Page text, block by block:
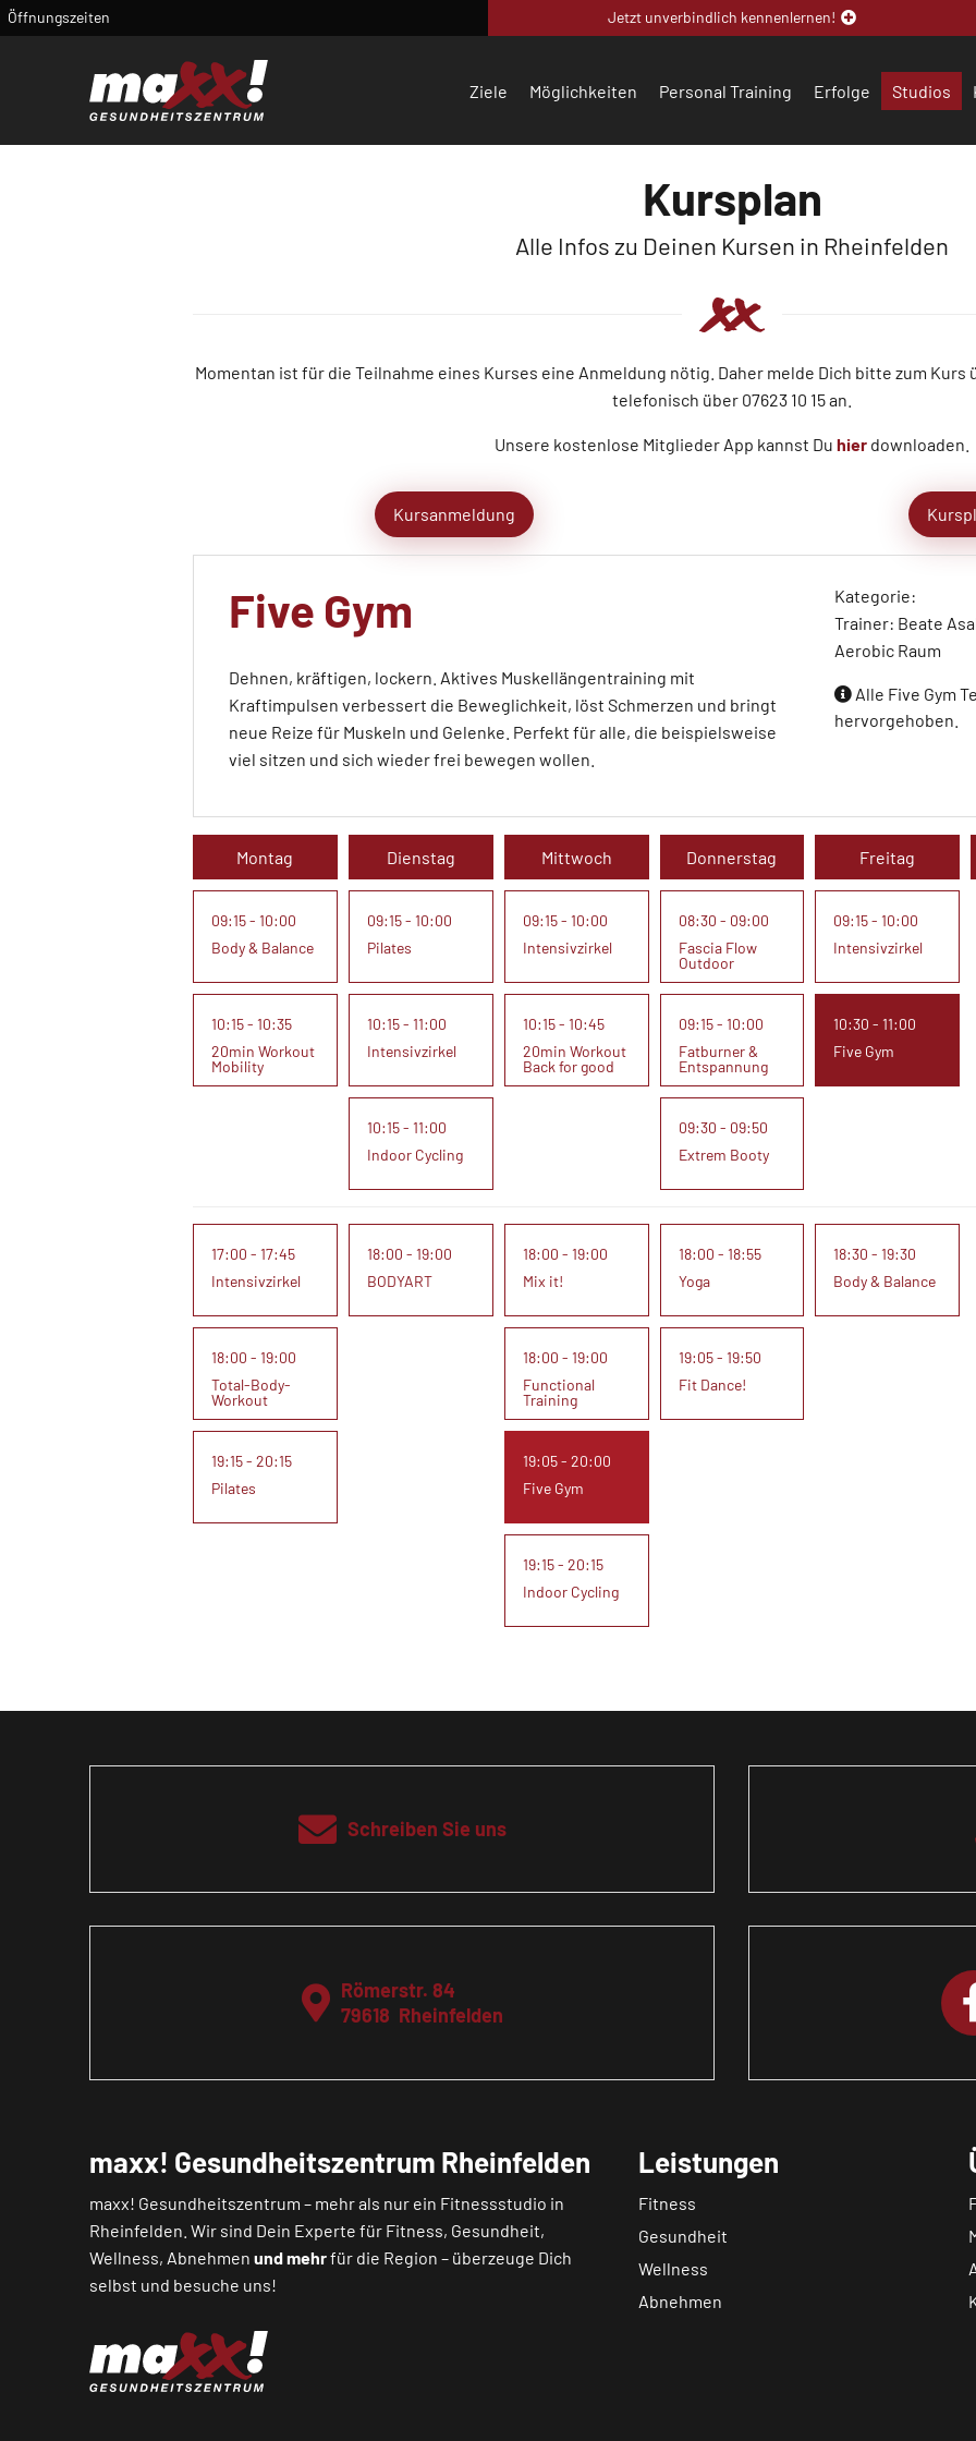
Jetzt unverbindlich kennenlernen!
Öffnungszeiten
Ziele Möglichkeiten Personal Training Erfolge Studios
Kursplan
Alle Infos zu Deinen Kursen in Rheinfelden
Momentan ist für die Teilnahme eines Kurses eine Anmeldung nötig. Daher melde Dich bitte zum Kurs
telefonisch über 07623 10 15an.
Unsere kostenlose Mitglieder App kannst Du hier downloaden.
Kursanmeldung
Five Gym
Dehnen, kräftigen, lockern. Aktives Muskellängentraining mit
Kraftimpulsen verbessert die Beweglichkeit, löst Schmerzen und bringt
neue Reize für Muskeln und Gelenke. Perfekt für alle, die beispielsweise
viel sitzen und sich wieder frei bewegen wollen.
Kategorie:
Trainer: Beate
Aerobic Raum
Alle Five Gym
hervorgehoben.
Montag
09:15 - 10:00
Body & Balance
10:15 - 10:35
20min Workout
Mobility
Dienstag
09:15 - 10:00
Pilates
10:15 - 11:00
Intensivzirkel
10:15 - 11:00
Indoor Cycling
Mittwoch
09:15 - 10:00
Intensivzirkel
10:15 - 10:45
20min Workout
Back for good
Donnerstag
08:30 - 09:00
Fascia Flow
Outdoor
09:15 - 10:00
Fatburner &
Entspannung
09:30 - 09:50
Extrem Booty
Freitag
09:15 - 10:00
Intensivzirkel
10:30 - 11:00
Five Gym
17:00 - 17:45
Intensivzirkel
18:00 - 19:00
Total-Body-
Workout
19:15 - 20:15
Pilates
18:00 - 19:00
BODYART
18:00 - 19:00
Mix it!
18:00 - 19:00
Functional
Training
19:05 - 20:00
Five Gym
19:15 - 20:15
Indoor Cycling
18:00 - 18:55
Yoga
19:05 - 19:50
Fit Dance!
18:30 - 19:30
Body & Balance
Schreiben Sie uns
Römerstr. 84
79618 Rheinfelden
maxx! Gesundheitszentrum Rheinfelden
maxx! Gesundheitszentrum – mehr als nur ein Fitnessstudio in
Rheinfelden. Wir sind Dein Experte für Fitness, Gesundheit,
Wellness, Abnehmenund mehrfür die Region – überzeuge Dich
selbst und besuche uns!
Leistungen
Fitness
Gesundheit
Wellness
Abnehmen